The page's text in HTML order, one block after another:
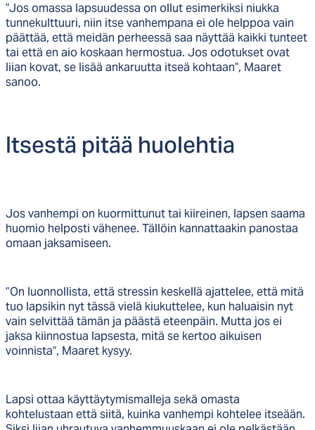
”Jos omassa lapsuudessa on ollut esimerkiksi niukka
tunnekulttuuri, niin itse vanhempana ei ole helppoa vain
päättää, että meidän perheessä saa näyttää kaikki tunteet
tai että en aio koskaan hermostua. Jos odotukset ovat
liian kovat, se lisää ankaruutta itseä kohtaan”, Maaret
sanoo.
It­ses­tä pi­tää huo­leh­tia
Jos vanhempi on kuormittunut tai kiireinen, lapsen saama
huomio helposti vähenee. Tällöin kannattaakin panostaa
omaan jaksamiseen.
”On luonnollista, että stressin keskellä ajattelee, että mitä
tuo lapsikin nyt tässä vielä kiukuttelee, kun haluaisin nyt
vain selvittää tämän ja päästä eteenpäin. Mutta jos ei
jaksa kiinnostua lapsesta, mitä se kertoo aikuisen
voinnista”, Maaret kysyy.
Lapsi ottaa käyttäytymismalleja sekä omasta
kohtelustaan että siitä, kuinka vanhempi kohtelee itseään.